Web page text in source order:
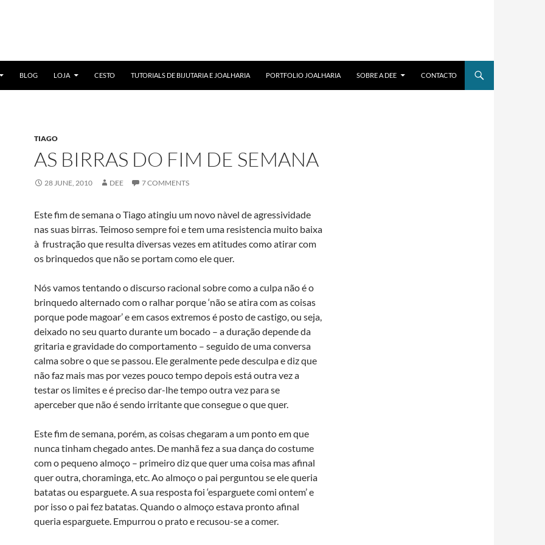
BLOG LOJA CESTO TUTORIALS DE BIJUTARIA E JOALHARIA PORTFOLIO JOALHARIA SOBRE A DEE CONTACTO
TIAGO
AS BIRRAS DO FIM DE SEMANA
28 JUNE, 2010 DEE 7 COMMENTS
Este fim de semana o Tiago atingiu um novo nà­vel de agressividade
nas suas birras. Teimoso sempre foi e tem uma resistencia muito baixa
à frustração que resulta diversas vezes em atitudes como atirar com
os brinquedos que não se portam como ele quer.
Nós vamos tentando o discurso racional sobre como a culpa não é o
brinquedo alternado com o ralhar porque ‘não se atira com as coisas
porque pode magoar’ e em casos extremos é posto de castigo, ou seja,
deixado no seu quarto durante um bocado – a duração depende da
gritaria e gravidade do comportamento – seguido de uma conversa
calma sobre o que se passou. Ele geralmente pede desculpa e diz que
não faz mais mas por vezes pouco tempo depois está outra vez a
testar os limites e é preciso dar-lhe tempo outra vez para se
aperceber que não é sendo irritante que consegue o que quer.
Este fim de semana, porém, as coisas chegaram a um ponto em que
nunca tinham chegado antes. De manhã fez a sua dança do costume
com o pequeno almoço – primeiro diz que quer uma coisa mas afinal
quer outra, choraminga, etc. Ao almoço o pai perguntou se ele queria
batatas ou esparguete. A sua resposta foi ‘esparguete comi ontem’ e
por isso o pai fez batatas. Quando o almoço estava pronto afinal
queria esparguete. Empurrou o prato e recusou-se a comer.